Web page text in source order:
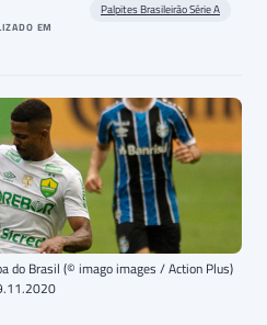
EM
Palpites Brasileirão Série A
do Brasil (© imago images / Action Plus)